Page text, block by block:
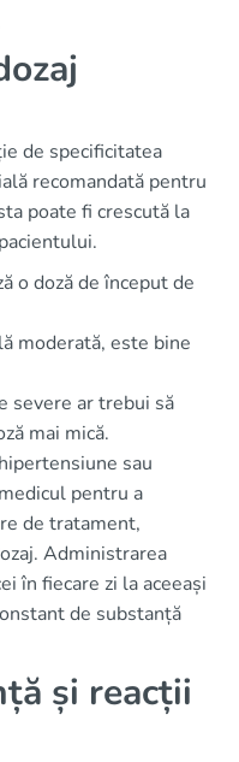
de specificitatea
recomandată pentru
poate fi crescută la
o doză de început de
moderată, este bine
severe ar trebui să
mai mică.
sau
pentru a
de tratament,
Administrarea
în fiecare zi la aceeași
de substanță
și reacții